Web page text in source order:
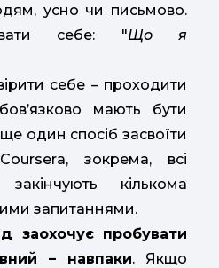
усно чи письмово.
себе: "Що я
себе – проходити
мають бути
один спосіб засвоїти
зокрема, всі
кількома
запитаннями.
заохочує пробувати
– навпаки. Якщо